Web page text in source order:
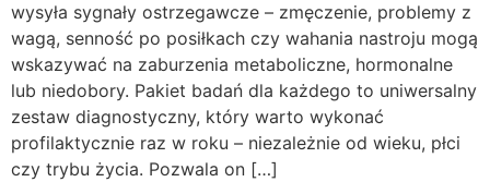
wysyła sygnały ostrzegawcze – zmęczenie, problemy z
wagą, senność po posiłkach czy wahania nastroju mogą
wskazywać na zaburzenia metaboliczne, hormonalne
lub niedobory. Pakiet badań dla każdego to uniwersalny
zestaw diagnostyczny, który warto wykonać
profilaktycznie raz w roku – niezależnie od wieku, płci
czy trybu życia. Pozwala on […]